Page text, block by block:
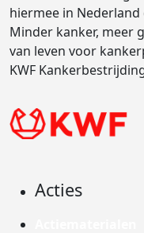
hiermee in
Minder kanker, meer
van leven voor
KWF
Acties